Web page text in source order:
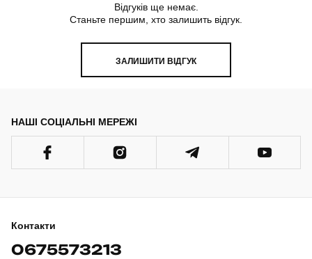
Відгуків ще немає.
Станьте першим, хто залишить відгук.
ЗАЛИШИТИ ВІДГУК
НАШІ СОЦІАЛЬНІ МЕРЕЖІ
Контакти
0675573213